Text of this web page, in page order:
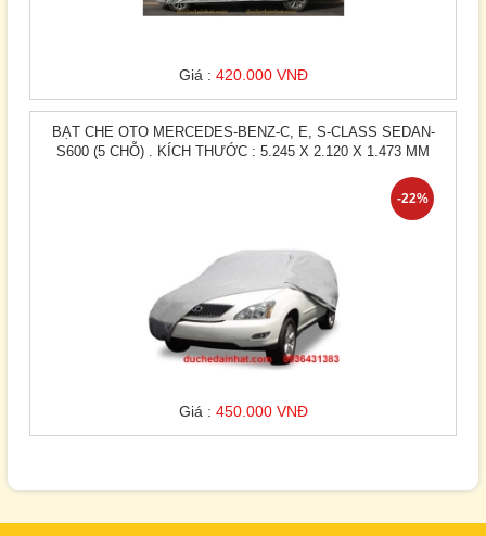
Giá : 420.000 VNĐ
BẠT CHE OTO MERCEDES-BENZ-C, E, S-CLASS SEDAN-
S600 (5 CHỖ) . KÍCH THƯỚC : 5.245 X 2.120 X 1.473 MM
-22%
Giá : 450.000 VNĐ